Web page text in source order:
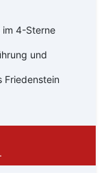
im 4-Sterne
und
Friedenstein